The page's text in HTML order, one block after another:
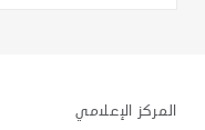
المركز الإعلامي